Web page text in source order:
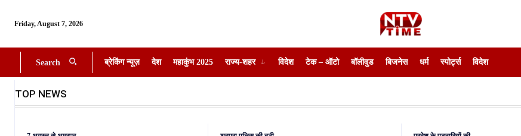
Friday, August 7, 2026
Search ब्रेकिंग न्यूज़ देश महाकुंभ 2025 राज्य-शहर विदेश टेक – ऑटो बॉलीवुड बिजनेस धर्म स्पोर्ट्स विदेश
TOP NEWS